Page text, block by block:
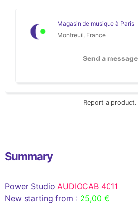
Magasin de musique à Paris
Montreuil, France
Send a message
Report a product.
Summary
Power Studio AUDIOCAB 4011
New starting from : 25,00 €